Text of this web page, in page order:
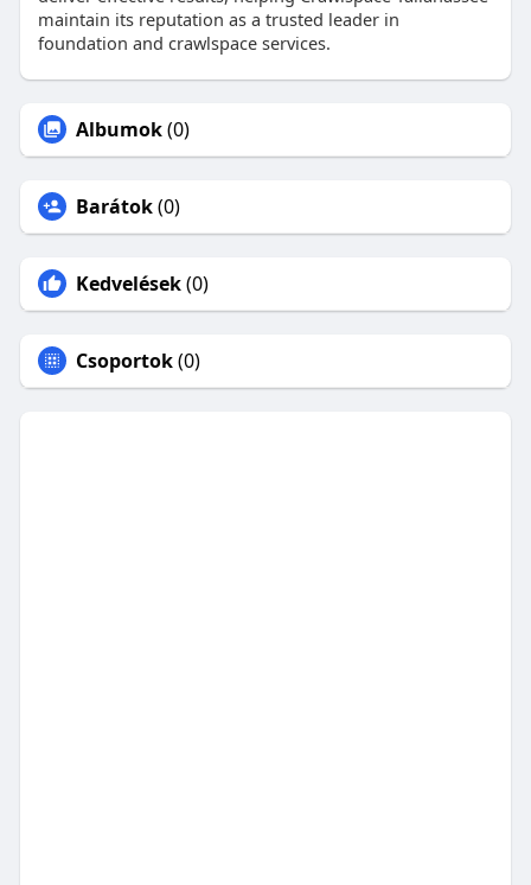
maintain its reputation as a trusted leader in
foundation and crawlspace services.
Albumok(0)
Barátok(0)
Kedvelések(0)
Csoportok(0)